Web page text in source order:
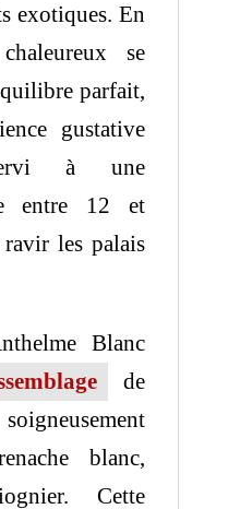
exotiques. En
se
parfait,
gustative
à une
entre 12 et
les palais
Blanc
de
blanc,
Cette